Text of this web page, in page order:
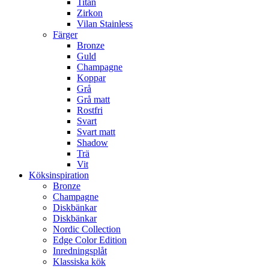
Titan
Zirkon
Vilan Stainless
Färger
Bronze
Guld
Champagne
Koppar
Grå
Grå matt
Rostfri
Svart
Svart matt
Shadow
Trä
Vit
Köksinspiration
Bronze
Champagne
Diskbänkar
Diskbänkar
Nordic Collection
Edge Color Edition
Inredningsplåt
Klassiska kök